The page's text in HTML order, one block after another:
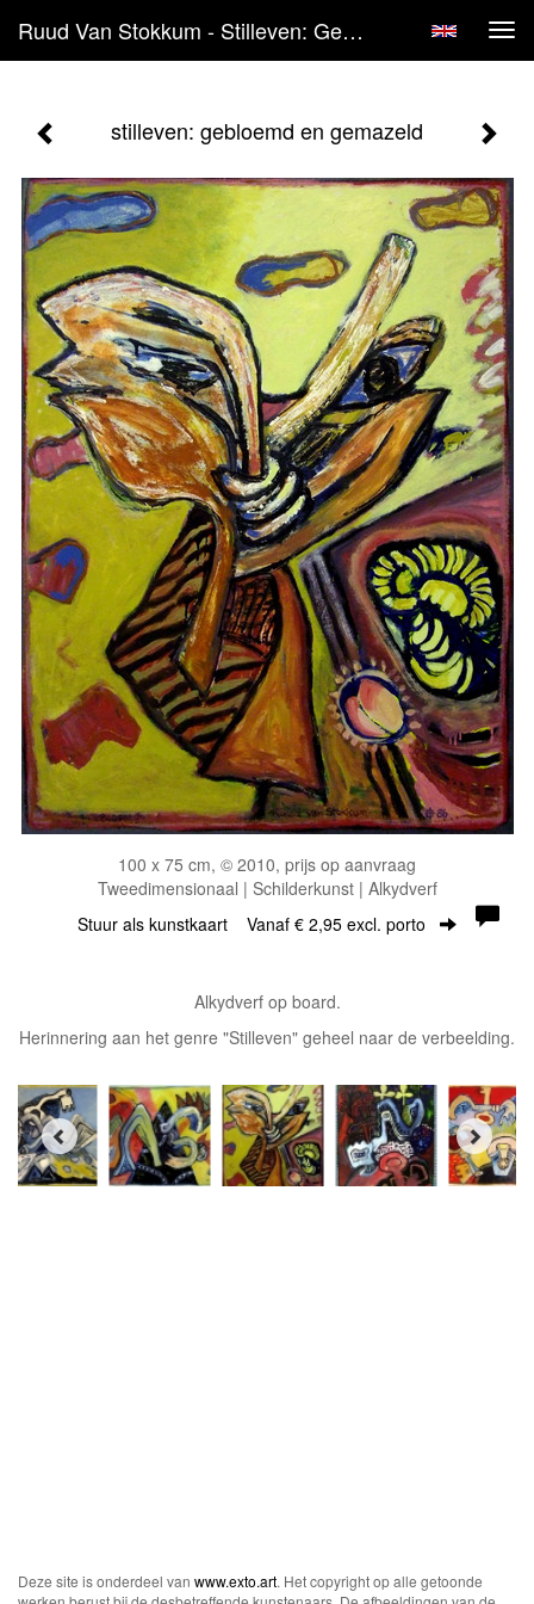
Ruud Van Stokkum - Stilleven: Gebloemd En Gemazeld
stilleven: gebloemd en gemazeld
100 x 75 cm, © 2010, prijs op aanvraag
Tweedimensionaal | Schilderkunst | Alkydverf
Stuur als kunstkaart Vanaf € 2,95 excl. porto
Alkydverf op board.
Herinnering aan het genre "Stilleven" geheel naar de verbeelding.
Deze site is onderdeel van www.exto.art. Het copyright op alle getoonde